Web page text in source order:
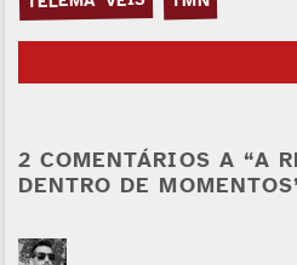
2 COMENTÁRIOS A “A
DENTRO DE